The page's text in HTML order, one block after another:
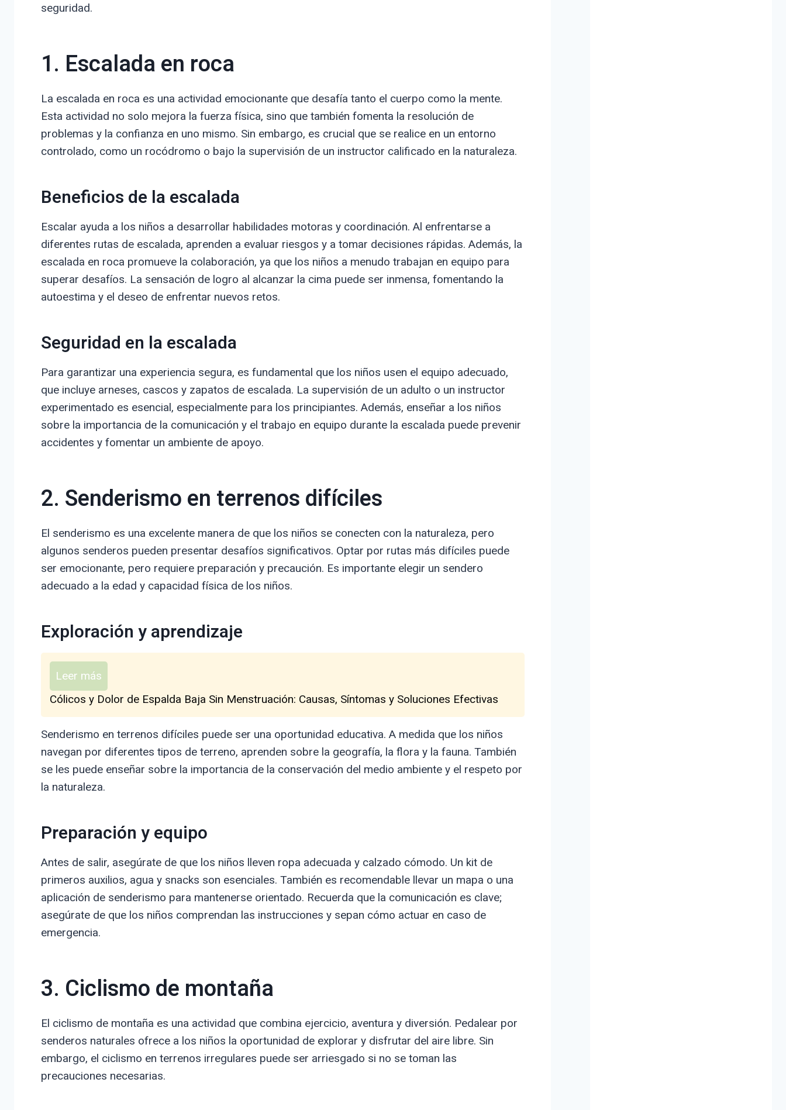
seguridad.
1. Escalada en roca
La escalada en roca es una actividad emocionante que desafía tanto el cuerpo como la mente.
Esta actividad no solo mejora la fuerza física, sino que también fomenta la resolución de
problemas y la confianza en uno mismo. Sin embargo, es crucial que se realice en un entorno
controlado, como un rocódromo o bajo la supervisión de un instructor calificado en la naturaleza.
Beneficios de la escalada
Escalar ayuda a los niños a desarrollar habilidades motoras y coordinación. Al enfrentarse a
diferentes rutas de escalada, aprenden a evaluar riesgos y a tomar decisiones rápidas. Además, la
escalada en roca promueve la colaboración, ya que los niños a menudo trabajan en equipo para
superar desafíos. La sensación de logro al alcanzar la cima puede ser inmensa, fomentando la
autoestima y el deseo de enfrentar nuevos retos.
Seguridad en la escalada
Para garantizar una experiencia segura, es fundamental que los niños usen el equipo adecuado,
que incluye arneses, cascos y zapatos de escalada. La supervisión de un adulto o un instructor
experimentado es esencial, especialmente para los principiantes. Además, enseñar a los niños
sobre la importancia de la comunicación y el trabajo en equipo durante la escalada puede prevenir
accidentes y fomentar un ambiente de apoyo.
2. Senderismo en terrenos difíciles
El senderismo es una excelente manera de que los niños se conecten con la naturaleza, pero
algunos senderos pueden presentar desafíos significativos. Optar por rutas más difíciles puede
ser emocionante, pero requiere preparación y precaución. Es importante elegir un sendero
adecuado a la edad y capacidad física de los niños.
Exploración y aprendizaje
Leer más
Cólicos y Dolor de Espalda Baja Sin Menstruación: Causas, Síntomas y Soluciones Efectivas
Senderismo en terrenos difíciles puede ser una oportunidad educativa. A medida que los niños
navegan por diferentes tipos de terreno, aprenden sobre la geografía, la flora y la fauna. También
se les puede enseñar sobre la importancia de la conservación del medio ambiente y el respeto por
la naturaleza.
Preparación y equipo
Antes de salir, asegúrate de que los niños lleven ropa adecuada y calzado cómodo. Un kit de
primeros auxilios, agua y snacks son esenciales. También es recomendable llevar un mapa o una
aplicación de senderismo para mantenerse orientado. Recuerda que la comunicación es clave;
asegúrate de que los niños comprendan las instrucciones y sepan cómo actuar en caso de
emergencia.
3. Ciclismo de montaña
El ciclismo de montaña es una actividad que combina ejercicio, aventura y diversión. Pedalear por
senderos naturales ofrece a los niños la oportunidad de explorar y disfrutar del aire libre. Sin
embargo, el ciclismo en terrenos irregulares puede ser arriesgado si no se toman las
precauciones necesarias.